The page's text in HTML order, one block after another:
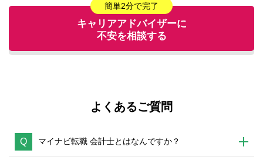
簡単2分で完了
キャリアアドバイザーに
不安を相談する
よくあるご質問
Q マイナビ転職 会計士とはなんですか？